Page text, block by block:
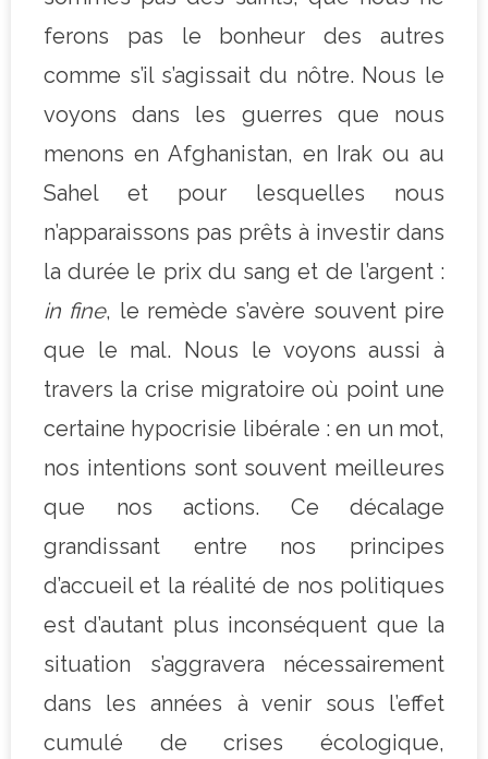
ferons pas le bonheur des autres
comme s’il s’agissait du nôtre. Nous le
voyons dans les guerres que nous
menons en Afghanistan, en Irak ou au
Sahel et pour lesquelles nous
n’apparaissons pas prêts à investir dans
la durée le prix du sang et de l’argent :
in fine, le remède s’avère souvent pire
que le mal. Nous le voyons aussi à
travers la crise migratoire où point une
certaine hypocrisie libérale : en un mot,
nos intentions sont souvent meilleures
que nos actions. Ce décalage
grandissant entre nos principes
d’accueil et la réalité de nos politiques
est d’autant plus inconséquent que la
situation s’aggravera nécessairement
dans les années à venir sous l’effet
cumulé de crises écologique,